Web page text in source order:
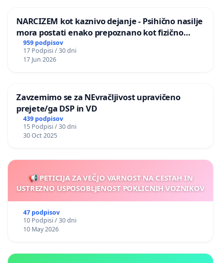
NARCIZEM kot kaznivo dejanje - Psihično nasilje
mora postati enako prepoznano kot fizično
nasilje
959 podpisov
17 Podpisi / 30 dni
17 Jun 2026
Zavzemimo se za NEvračljivost upravičeno
prejete/ga DSP in VD
439 podpisov
15 Podpisi / 30 dni
30 Oct 2025
📢 PETICIJA ZA VEČJO VARNOST NA CESTAH IN
USTREZNO USPOSOBLJENOST POKLICNIH VOZNIKOV
47 podpisov
10 Podpisi / 30 dni
10 May 2026